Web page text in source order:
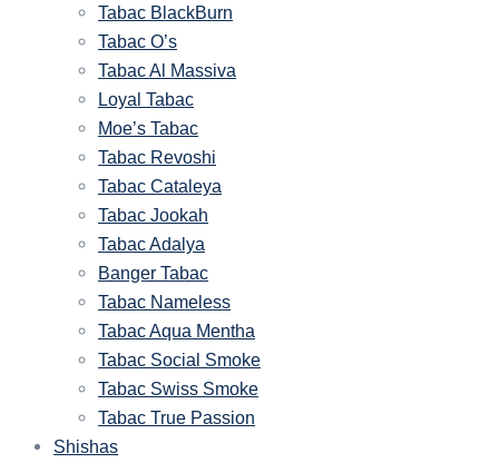
Tabac BlackBurn
Tabac O’s
Tabac Al Massiva
Loyal Tabac
Moe’s Tabac
Tabac Revoshi
Tabac Cataleya
Tabac Jookah
Tabac Adalya
Banger Tabac
Tabac Nameless
Tabac Aqua Mentha
Tabac Social Smoke
Tabac Swiss Smoke
Tabac True Passion
Shishas